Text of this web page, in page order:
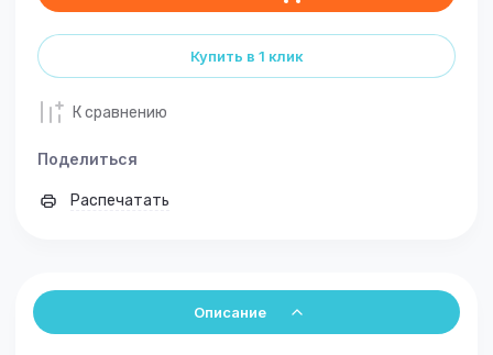
Купить в 1 клик
К сравнению
Поделиться
Распечатать
Описание